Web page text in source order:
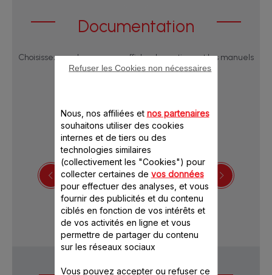
Documentation
Choisissez une langue pour afficher les notices et les manuels
utilisateur :
Télécharger la notice
Nous, nos affiliées et nos partenaires
souhaitons utiliser des cookies
internes et de tiers ou des
technologies similaires
(collectivement les "Cookies") pour
collecter certaines de vos données
pour effectuer des analyses, et vous
fournir des publicités et du contenu
ciblés en fonction de vos intérêts et
de vos activités en ligne et vous
permettre de partager du contenu
sur les réseaux sociaux
Vous pouvez accepter ou refuser ce
Refuser les Cookies non nécessaires